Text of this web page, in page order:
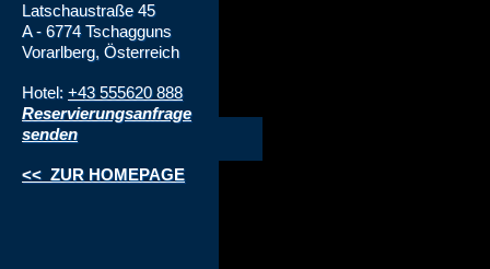
Latschaustraße 45
A - 6774 Tschagguns
Vorarlberg, Österreich
Hotel: +43 555620 888
Reservierungsanfrage
senden
<< ZUR HOMEPAGE